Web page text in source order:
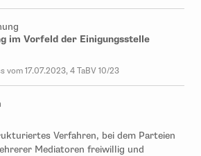
im Vorfeld der Einigungsstelle
vom 17.07.2023, 4 TaBV 10/23
Verfahren, bei dem Parteien
Mediatoren freiwillig und